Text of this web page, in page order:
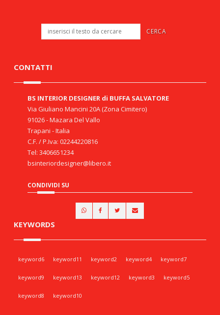
CONTATTI
BS INTERIOR DESIGNER di BUFFA SALVATORE
Via Giuliano Mancini 20A (Zona Cimitero)
91026 - Mazara Del Vallo
Trapani - Italia
C.F. / P.Iva: 02244220816
Tel: 3406651234
bsinteriordesigner@libero.it
CONDIVIDI SU
KEYWORDS
keyword6 keyword11 keyword2 keyword4 keyword7
keyword9 keyword13 keyword12 keyword3 keyword5
keyword8 keyword10